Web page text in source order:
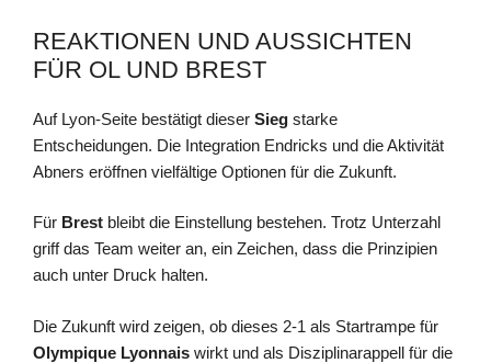
REAKTIONEN UND AUSSICHTEN
FÜR OL UND BREST
Auf Lyon-Seite bestätigt dieser Sieg starke
Entscheidungen. Die Integration Endricks und die Aktivität
Abners eröffnen vielfältige Optionen für die Zukunft.
Für Brest bleibt die Einstellung bestehen. Trotz Unterzahl
griff das Team weiter an, ein Zeichen, dass die Prinzipien
auch unter Druck halten.
Die Zukunft wird zeigen, ob dieses 2-1 als Startrampe für
Olympique Lyonnais wirkt und als Disziplinarappell für die